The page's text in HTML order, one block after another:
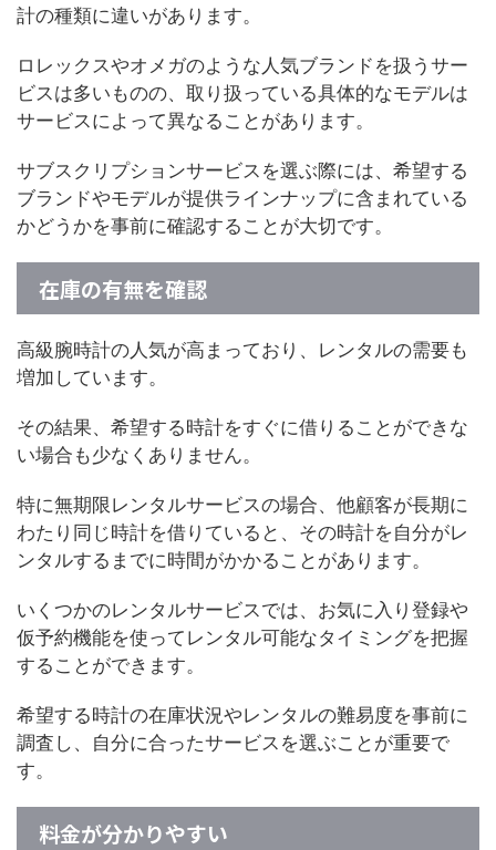
計の種類に違いがあります。
ロレックスやオメガのような人気ブランドを扱うサー
ビスは多いものの、取り扱っている具体的なモデルは
サービスによって異なることがあります。
サブスクリプションサービスを選ぶ際には、希望する
ブランドやモデルが提供ラインナップに含まれている
かどうかを事前に確認することが大切です。
在庫の有無を確認
高級腕時計の人気が高まっており、レンタルの需要も
増加しています。
その結果、希望する時計をすぐに借りることができな
い場合も少なくありません。
特に無期限レンタルサービスの場合、他顧客が長期に
わたり同じ時計を借りていると、その時計を自分がレ
ンタルするまでに時間がかかることがあります。
いくつかのレンタルサービスでは、お気に入り登録や
仮予約機能を使ってレンタル可能なタイミングを把握
することができます。
希望する時計の在庫状況やレンタルの難易度を事前に
調査し、自分に合ったサービスを選ぶことが重要で
す。
料金が分かりやすい